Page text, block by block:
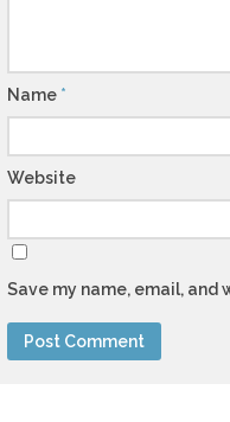
Name *
Website
Save my name, email,